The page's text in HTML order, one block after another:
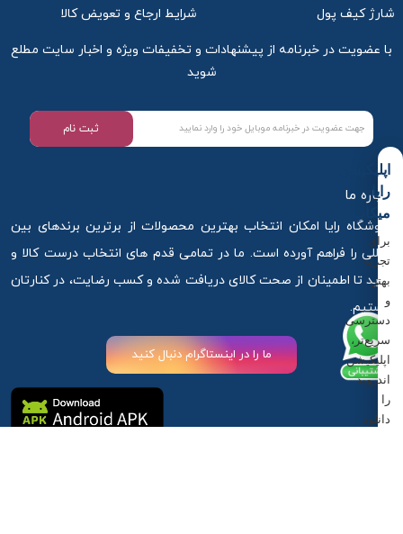
شارژ کیف پول شرایط ارجاع و تعویض کالا
با عضویت در خبرنامه از پیشنهادات و تخفیفات ویژه و اخبار سایت مطلع
شوید
ثبت نام
درباره ما
فروشگاه رایا امکان انتخاب بهترین محصولات از برترین برندهای بین
المللی را فراهم آورده است. ما در تمامی قدم های انتخاب درست کالا و
خرید تا اطمینان از صحت کالای دریافت شده و کسب رضایت، در کنارتان
هستیم.
ما را در اینستاگرام دنبال کنید
اپلیکیشن
رایا
میکاپ
برای
تجربه
بهتر
و
دسترسی
سریع‌تر،
اپلیکیشن
اندروید
را
دانلود